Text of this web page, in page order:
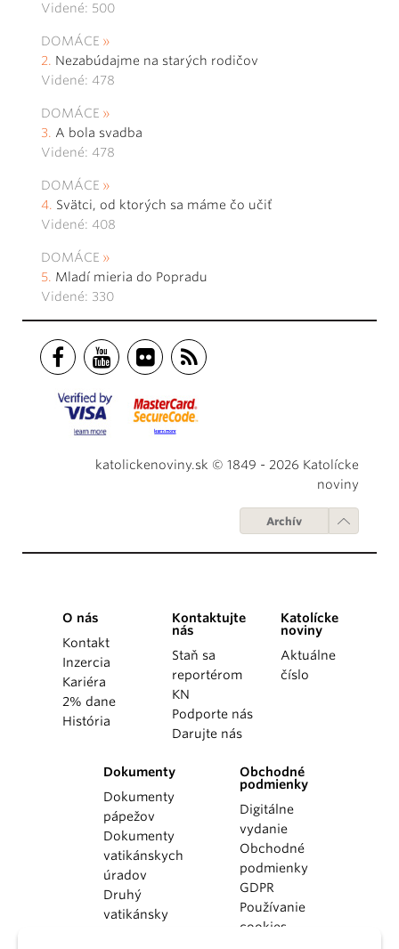
Videné: 500
DOMÁCE
Nezabúdajme na starých rodičov
Videné: 478
DOMÁCE
A bola svadba
Videné: 478
DOMÁCE
Svätci, od ktorých sa máme čo učiť
Videné: 408
DOMÁCE
Mladí mieria do Popradu
Videné: 330
katolickenoviny.sk © 1849 - 2026 Katolícke
noviny
Archív
O nás
Kontakt
Inzercia
Kariéra
2% dane
História
Kontaktujte
nás
Staň sa
reportérom
KN
Podporte nás
Darujte nás
Katolícke
noviny
Aktuálne
číslo
Dokumenty
Dokumenty
pápežov
Dokumenty
vatikánskych
úradov
Druhý
vatikánsky
Obchodné
podmienky
Digitálne
vydanie
Obchodné
podmienky
GDPR
Používanie
cookies